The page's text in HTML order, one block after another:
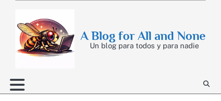
content
A Blog for All and None
Un blog para todos y para nadie